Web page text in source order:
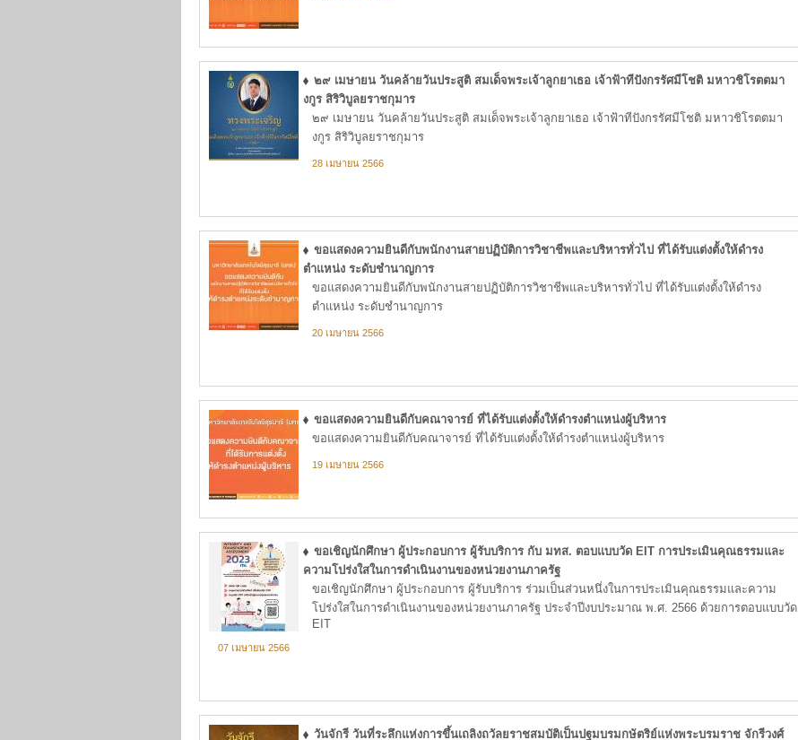
๒๙ เมษายน วันคล้ายวันประสูติ สมเด็จพระเจ้าลูกยาเธอ เจ้าฟ้าทีปังกรรัศมีโชติ มหาวชิโรตตมา
งกูร สิริวิบูลยราชกุมาร
๒๙ เมษายน วันคล้ายวันประสูติ สมเด็จพระเจ้าลูกยาเธอ เจ้าฟ้าทีปังกรรัศมีโชติ มหาวชิโรตตมา
งกูร สิริวิบูลยราชกุมาร
28 เมษายน 2566
ขอแสดงความยินดีกับพนักงานสายปฏิบัติการวิชาชีพและบริหารทั่วไป ที่ได้รับแต่งตั้งให้ดำรง
ตำแหน่ง ระดับชำนาญการ
ขอแสดงความยินดีกับพนักงานสายปฏิบัติการวิชาชีพและบริหารทั่วไป ที่ได้รับแต่งตั้งให้ดำรง
ตำแหน่ง ระดับชำนาญการ
20 เมษายน 2566
ขอแสดงความยินดีกับคณาจารย์ ที่ได้รับแต่งตั้งให้ดำรงตำแหน่งผู้บริหาร
ขอแสดงความยินดีกับคณาจารย์ ที่ได้รับแต่งตั้งให้ดำรงตำแหน่งผู้บริหาร
19 เมษายน 2566
ขอเชิญนักศึกษา ผู้ประกอบการ ผู้รับบริการ กับ มทส. ตอบแบบวัด EIT การประเมินคุณธรรมและ
ความโปร่งใสในการดำเนินงานของหน่วยงานภาครัฐ
ขอเชิญนักศึกษา ผู้ประกอบการ ผู้รับบริการ ร่วมเป็นส่วนหนึ่งในการประเมินคุณธรรมและความ
โปร่งใสในการดำเนินงานของหน่วยงานภาครัฐ ประจำปีงบประมาณ พ.ศ. 2566 ด้วยการตอบแบบวัด
EIT
07 เมษายน 2566
วันจักรี วันที่ระลึกแห่งการขึ้นเถลิงถวัลยราชสมบัติเป็นปฐมบรมกษัตริย์แห่งพระบรมราช จักรีวงศ์